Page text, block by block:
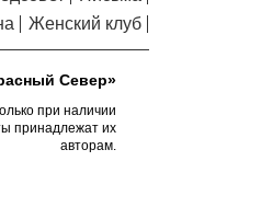
на Госуслугах
выплату
область
обеспечение
Женский клуб
Север»
при наличии
принадлежат их
авторам.